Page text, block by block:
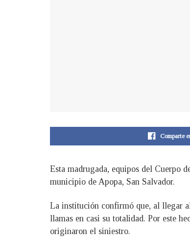
Comparte
Esta madrugada, equipos del Cuerpo
municipio de Apopa, San Salvador.
La institución confirmó que, al llegar
llamas en casi su totalidad. Por este
originaron el siniestro.